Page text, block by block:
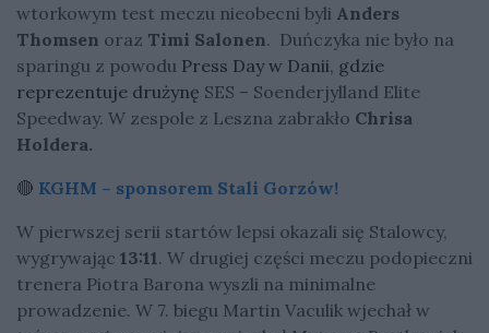
wtorkowym test meczu nieobecni byli Anders
Thomsen oraz Timi Salonen. Duńczyka nie było na
sparingu z powodu Press Day w Danii, gdzie
reprezentuje drużynę SES – Soenderjylland Elite
Speedway. W zespole z Leszna zabrakło Chrisa
Holdera.
🔴 KGHM – sponsorem Stali Gorzów!
W pierwszej serii startów lepsi okazali się Stalowcy,
wygrywając 13:11 . W drugiej części meczu podopieczni
trenera Piotra Barona wyszli na minimalne
prowadzenie. W 7. biegu Martin Vaculik wjechał w